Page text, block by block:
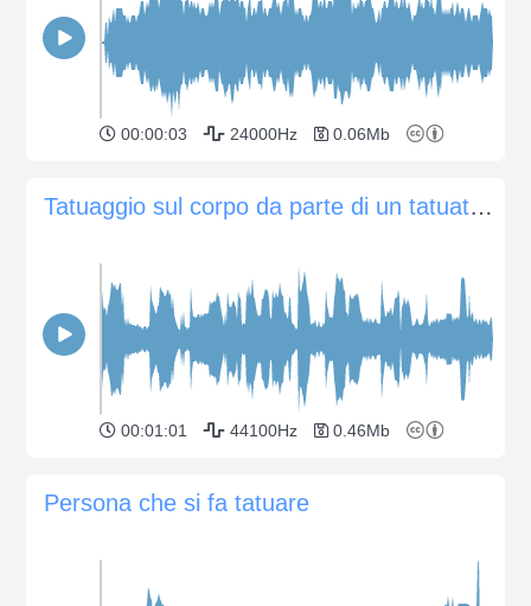
00:00:03 24000Hz 0.06Mb
Tatuaggio sul corpo da parte di un tatuatore
00:01:01 44100Hz 0.46Mb
Persona che si fa tatuare